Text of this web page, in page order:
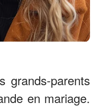
grands-parents
en mariage.